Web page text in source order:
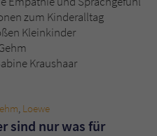
zum Kinderalltag
Kleinkinder
Kraushaar
, Loewe
sind nur was für